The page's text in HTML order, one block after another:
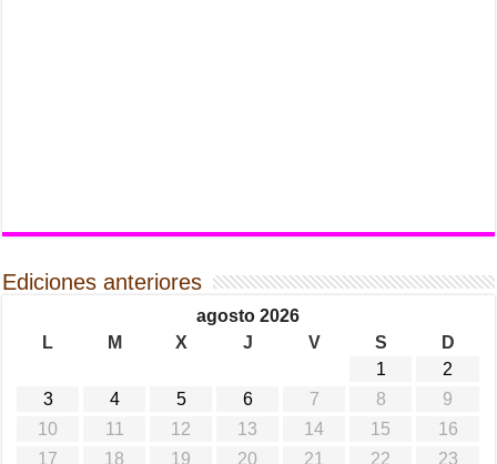
Ediciones anteriores
agosto 2026
L
M X J V S
D
1
2
3
4 5 6 7 8
9
10
11 12 13 14 15
16
17
18 19 20 21 22
23